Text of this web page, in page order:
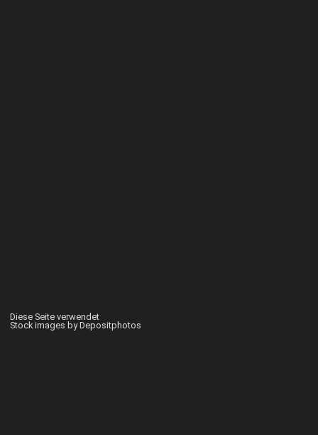
Diese Seite verwendet
Stock images by Depositphotos